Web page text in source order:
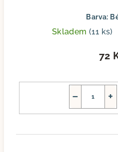
Barva:
Skladem(11 ks)
72
+
−